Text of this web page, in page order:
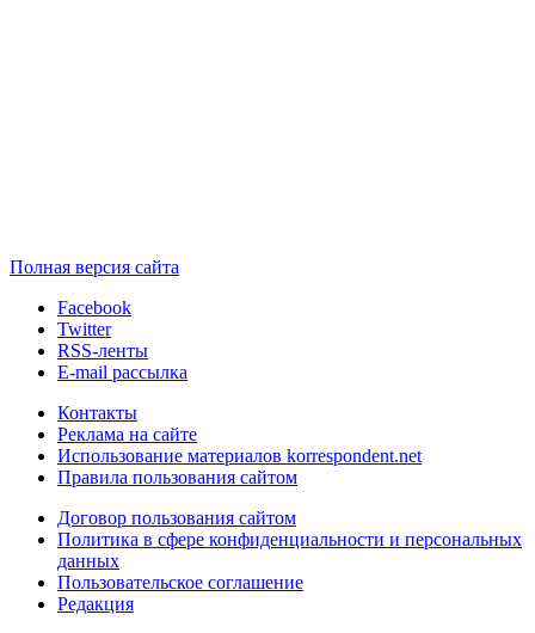
Полная версия сайта
Facebook
Twitter
RSS-ленты
E-mail рассылка
Контакты
Реклама на сайте
Использование материалов korrespondent.net
Правила пользования сайтом
Договор пользования сайтом
Политика в сфере конфиденциальности и персональных
данных
Пользовательское соглашение
Редакция